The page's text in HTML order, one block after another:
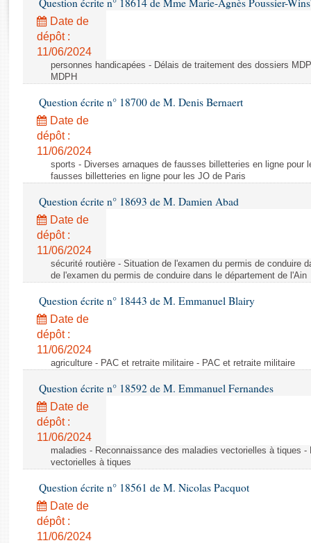
Rapports d'enquête
Rapports législatifs
Rapports sur l'application des lois
Baromètre de l’application des lois
Budget et sécurité sociale
Questions écrites et orales
Comptes rendus des débats
Question écrite n° 18614 de Mme Marie-Agnès Poussier-
Date de
dépôt :
11/06/2024
personnes handicapées - Délais de traitement des dossiers
MDPH
Question écrite n° 18700 de M. Denis Bernaert
Date de
dépôt :
11/06/2024
sports - Diverses arnaques de fausses billetteries en ligne pour
fausses billetteries en ligne pour les JO de Paris
Question écrite n° 18693 de M. Damien Abad
Date de
dépôt :
11/06/2024
sécurité routière - Situation de l'examen du permis de conduire
de l'examen du permis de conduire dans le département de l'Ain
Question écrite n° 18443 de M. Emmanuel Blairy
Date de
dépôt :
11/06/2024
agriculture - PAC et retraite militaire - PAC et retraite militaire
Question écrite n° 18592 de M. Emmanuel Fernandes
Date de
dépôt :
11/06/2024
maladies - Reconnaissance des maladies vectorielles à tiques
vectorielles à tiques
Question écrite n° 18561 de M. Nicolas Pacquot
Date de
dépôt :
11/06/2024